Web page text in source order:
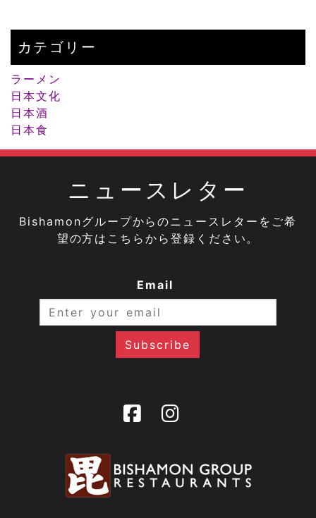
カテゴリー
ラーメン
日本文化
日本酒
日本食
ニュースレター
Bishamonグループからのニュースレターをご希
望の方はこちらから登録ください。
Email